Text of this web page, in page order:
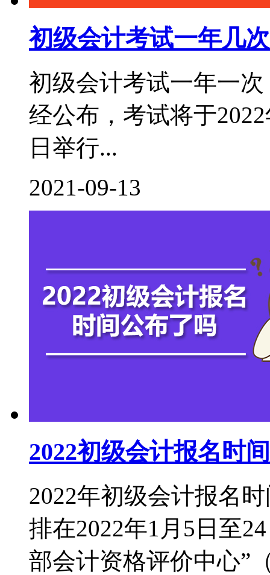
初级会计考试一年几
初级会计考试一年一
经公布，考试将于
日举行...
2021-09-13
2022初级会计报名时
2022年初级会计报名
排在2022年1月5日至
部会计资格评价中心”